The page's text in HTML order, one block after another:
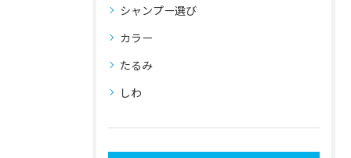
シャンプー選び
カラー
たるみ
しわ